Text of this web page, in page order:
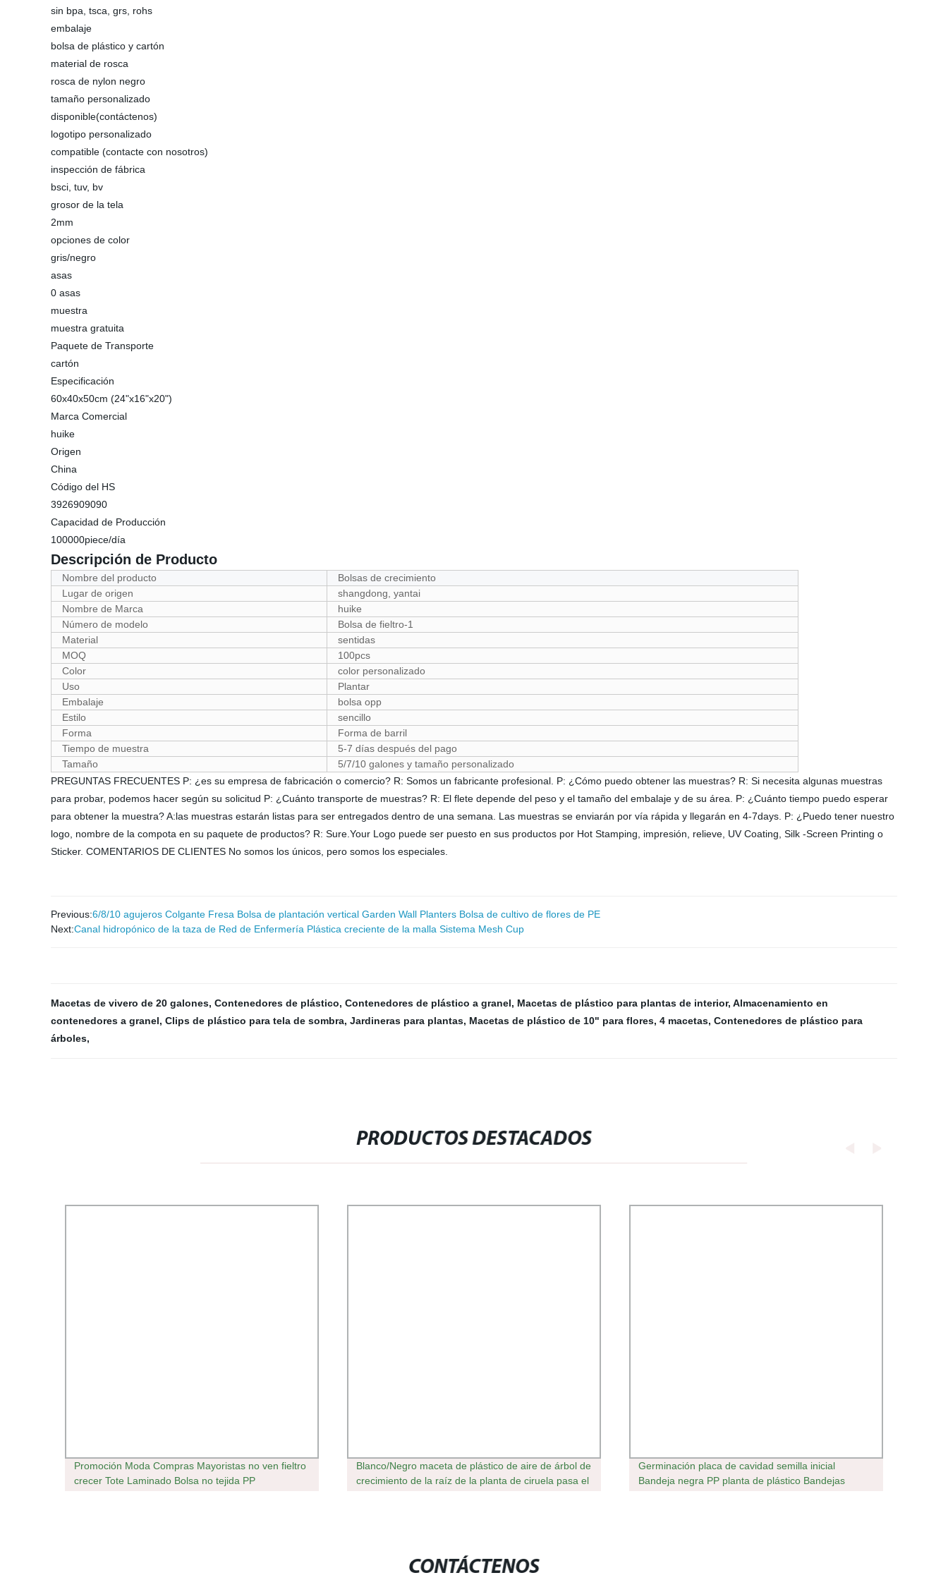
sin bpa, tsca, grs, rohs
embalaje
bolsa de plástico y cartón
material de rosca
rosca de nylon negro
tamaño personalizado
disponible(contáctenos)
logotipo personalizado
compatible (contacte con nosotros)
inspección de fábrica
bsci, tuv, bv
grosor de la tela
2mm
opciones de color
gris/negro
asas
0 asas
muestra
muestra gratuita
Paquete de Transporte
cartón
Especificación
60x40x50cm (24"x16"x20")
Marca Comercial
huike
Origen
China
Código del HS
3926909090
Capacidad de Producción
100000piece/día
Descripción de Producto
Nombre del producto
Bolsas de crecimiento
Lugar de origen
shangdong, yantai
Nombre de Marca
huike
Número de modelo
Bolsa de fieltro-1
Material
sentidas
MOQ
100pcs
Color
color personalizado
Uso
Plantar
Embalaje
bolsa opp
Estilo
sencillo
Forma
Forma de barril
Tiempo de muestra
5-7 días después del pago
Tamaño
5/7/10 galones y tamaño personalizado
PREGUNTAS FRECUENTES P: ¿es su empresa de fabricación o comercio? R: Somos un fabricante profesional. P: ¿Cómo puedo obtener las muestras? R: Si necesita algunas muestras
para probar, podemos hacer según su solicitud P: ¿Cuánto transporte de muestras? R: El flete depende del peso y el tamaño del embalaje y de su área. P: ¿Cuánto tiempo puedo esperar
para obtener la muestra? A:las muestras estarán listas para ser entregados dentro de una semana. Las muestras se enviarán por vía rápida y llegarán en 4-7days. P: ¿Puedo tener nuestro
logo, nombre de la compota en su paquete de productos? R: Sure.Your Logo puede ser puesto en sus productos por Hot Stamping, impresión, relieve, UV Coating, Silk -Screen Printing o
Sticker. COMENTARIOS DE CLIENTES No somos los únicos, pero somos los especiales.
Previous:6/8/10 agujeros Colgante Fresa Bolsa de plantación vertical Garden Wall Planters Bolsa de cultivo de flores de PE
Next:Canal hidropónico de la taza de Red de Enfermería Plástica creciente de la malla Sistema Mesh Cup
Macetas de vivero de 20 galones, Contenedores de plástico, Contenedores de plástico a granel, Macetas de plástico para plantas de interior, Almacenamiento en
contenedores a granel, Clips de plástico para tela de sombra, Jardineras para plantas, Macetas de plástico de 10" para flores, 4 macetas, Contenedores de plástico para
árboles,
PRODUCTOS DESTACADOS
Promoción Moda Compras Mayoristas no ven fieltro
crecer Tote Laminado Bolsa no tejida PP
Blanco/Negro maceta de plástico de aire de árbol de
crecimiento de la raíz de la planta de ciruela pasa el
Germinación placa de cavidad semilla inicial
Bandeja negra PP planta de plástico Bandejas
CONTÁCTENOS